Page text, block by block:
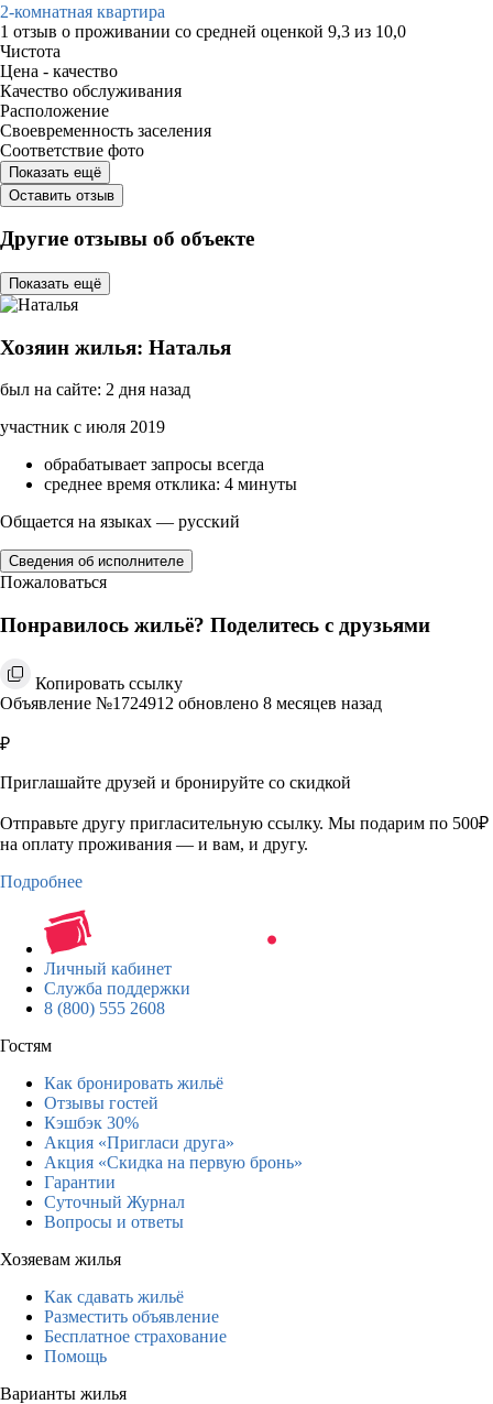
2-комнатная квартира
1 отзыв о проживании со средней оценкой 9,3 из 10,0
Чистота
Цена - качество
Качество обслуживания
Расположение
Своевременность заселения
Соответствие фото
Показать ещё
Оставить отзыв
Другие отзывы об объекте
Показать ещё
Хозяин жилья: Наталья
был на сайте: 2 дня назад
участник с июля 2019
обрабатывает запросы всегда
среднее время отклика: 4 минуты
Общается на языках — русский
Сведения об исполнителе
Пожаловаться
Понравилось жильё? Поделитесь с друзьями
Копировать ссылку
Объявление №1724912 обновлено 8 месяцев назад
₽
Приглашайте друзей и бронируйте со скидкой
Отправьте другу пригласительную ссылку. Мы подарим по 500₽
на оплату проживания — и вам, и другу.
Подробнее
Личный кабинет
Служба поддержки
8 (800) 555 2608
Гостям
Как бронировать жильё
Отзывы гостей
Кэшбэк 30%
Акция «Пригласи друга»
Акция «Скидка на первую бронь»
Гарантии
Суточный Журнал
Вопросы и ответы
Хозяевам жилья
Как сдавать жильё
Разместить объявление
Бесплатное страхование
Помощь
Варианты жилья